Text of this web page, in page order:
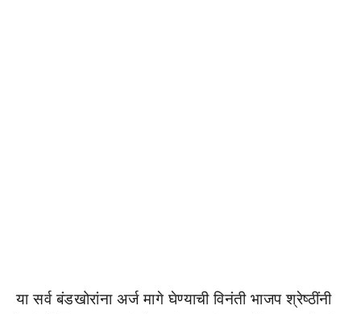
या सर्व बंडखोरांना अर्ज मागे घेण्याची विनंती भाजप श्रेष्ठींनी